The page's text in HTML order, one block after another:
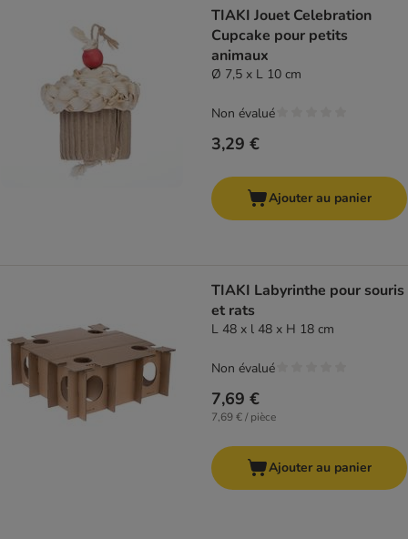
TIAKI Jouet Celebration
Cupcake pour petits
animaux
Ø 7,5 x L 10 cm
3,29 €
Non évalué
Ajouter au panier
TIAKI Labyrinthe pour souris
et rats
L 48 x l 48 x H 18 cm
7,69 €
7,69 € / pièce
Non évalué
Ajouter au panier